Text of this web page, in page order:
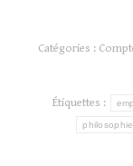
Catégories :
Étiquettes :